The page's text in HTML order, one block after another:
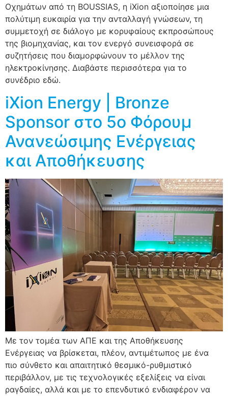
Οχημάτων από τη BOUSSIAS, η iXion αξιοποίησε μια
πολύτιμη ευκαιρία για την ανταλλαγή γνώσεων, τη
συμμετοχή σε διάλογο με κορυφαίους εκπροσώπους
της βιομηχανίας, και τον ενεργό συνεισφορά σε
συζητήσεις που διαμορφώνουν το μέλλον της
ηλεκτροκίνησης. Διαβάστε περισσότερα για το
συνέδριο εδώ.
iXion Energy | Bronze
Sponsor στο 5ο Φόρουμ
Ανανεώσιμης Ενέργειας
και Αποθήκευσης
Με τον τομέα των ΑΠΕ και της Αποθήκευσης
Ενέργειας να βρίσκεται, πλέον, αντιμέτωπος με ένα
πιο σύνθετο και απαιτητικό θεσμικό-ρυθμιστικό
περιβάλλον, με τις τεχνολογικές εξελίξεις να είναι
ραγδαίες, αλλά και με το επενδυτικό ενδιαφέρον να